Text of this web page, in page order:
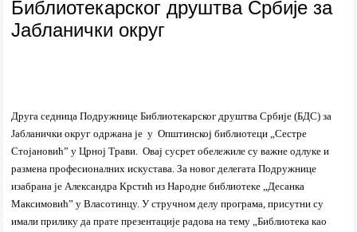
Библиотекарског друштва Србије за
Јабланички округ
Друга седница Подружнице Библиотекарског друштва Србије (БДС) за
Јабланички округ одржана је у Општинској библиотеци „Сестре
Стојановић” у Црној Трави
Овај сусрет обележиле су важне одлуке и
размена професионалних искустава. За новог делегата Подружнице
изабрана је Александра Крстић из Народне библиотеке „Десанка
Максимовић” у Власотинцу. У стручном делу програма, присутни су
имали прилику да прате презентације радова на тему „Библиотека као